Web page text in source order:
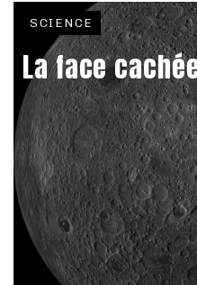
SCIENCE
La face